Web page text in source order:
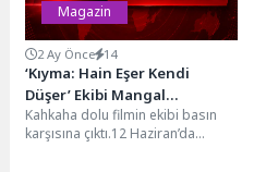
Magazin
2 Ay Önce 14
‘Kıyma: Hain Eşer Kendi
Düşer’ Ekibi Mangal
Partisinde Basınla Buluştu
Kahkaha dolu filmin ekibi basın
karşısına çıktı.12 Haziran’da